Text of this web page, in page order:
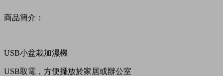
商品簡介：
USB小盆栽加濕機
USB取電，方便擺放於家居或辦公室